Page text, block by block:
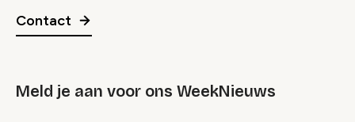
Contact
Meld je aan voor ons WeekNieuws